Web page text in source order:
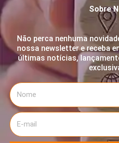
Sobre
Não perca nenhuma
nossa newsletter e receba
últimas notícias,